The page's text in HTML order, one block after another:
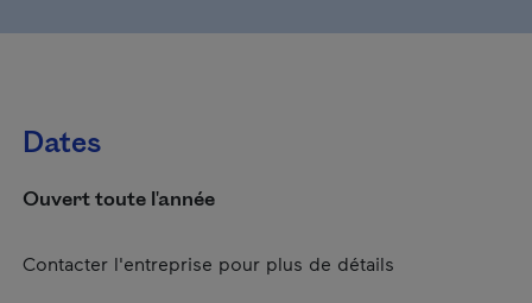
Dates
Ouvert toute l'année
Contacter l'entreprise pour plus de détails